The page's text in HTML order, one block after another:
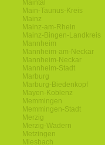
Maintal
Main-Taunus-Kreis
Mainz
Mainz-am-Rhein
Mainz-Bingen-Landkreis
Mannheim
Mannheim-am-Neckar
Mannheim-Neckar
Mannheim-Stadt
Marburg
Marburg-Biedenkopf
Mayen-Koblenz
Memmingen
Memmingen-Stadt
Merzig
Merzig-Wadern
Metzingen
Miesbach